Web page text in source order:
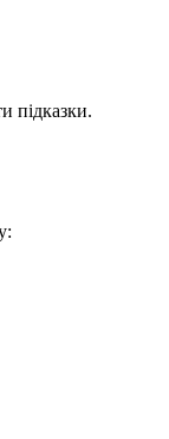
підказки.